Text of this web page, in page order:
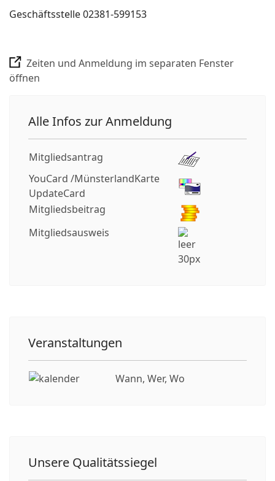
Geschäftsstelle 02381-599153
Zeiten und Anmeldung im separaten Fenster
öffnen
Alle Infos zur Anmeldung
Mitgliedsantrag
YouCard /MünsterlandKarte
UpdateCard
Mitgliedsbeitrag
Mitgliedsausweis
Veranstaltungen
Wann, Wer, Wo
Unsere Qualitätssiegel